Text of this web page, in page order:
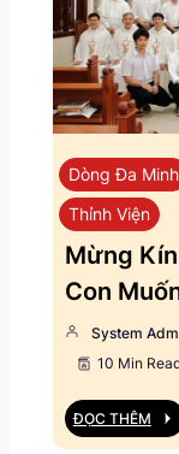
Dòng Đa Minh
Thỉnh Viện
Mừng
Con
System
10 Min
ĐỌC THÊM